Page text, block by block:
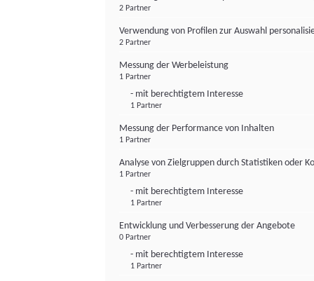
2 Partner
Verwendung von Profilen zur Auswahl
2 Partner
Messung der Werbeleistung
1 Partner
- mit berechtigtem Interesse
1 Partner
Messung der Performance von Inhalten
1 Partner
Analyse von Zielgruppen durch Statistiken oder
1 Partner
- mit berechtigtem Interesse
1 Partner
Entwicklung und Verbesserung der Angebote
0 Partner
- mit berechtigtem Interesse
1 Partner